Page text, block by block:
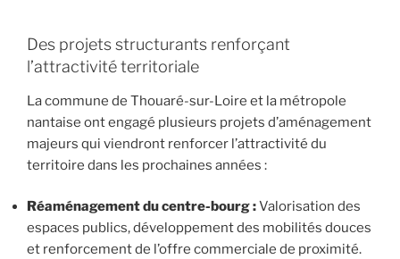
Des projets structurants renforçant
l’attractivité territoriale
La commune de Thouaré-sur-Loire et la métropole
nantaise ont engagé plusieurs projets d’aménagement
majeurs qui viendront renforcer l’attractivité du
territoire dans les prochaines années :
Réaménagement du centre-bourg :Valorisation des
espaces publics, développement des mobilités douces
et renforcement de l’offre commerciale de proximité.